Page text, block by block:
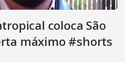
coloca São
máximo #shorts